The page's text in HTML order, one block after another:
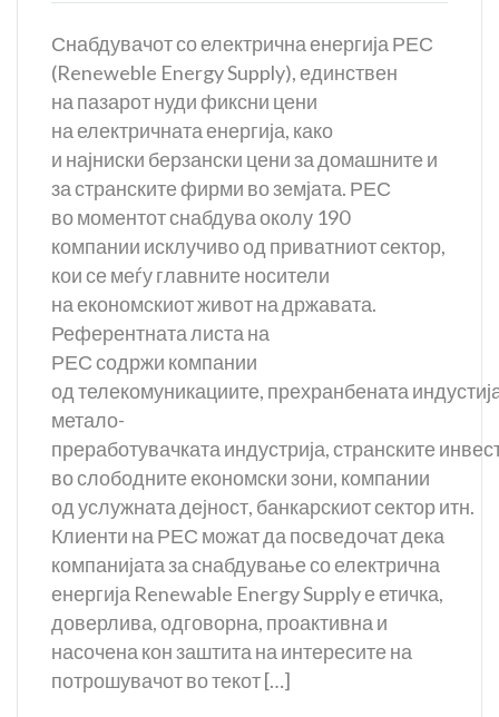
Снабдувачот со електрична енергија РЕС
(Reneweble Energy Supply), единствен
на пазарот нуди фиксни цени
на електричната енергија, како
и најниски берзански цени за домашните и
за странските фирми во земјата. РЕС
во моментот снабдува околу 190
компании исклучиво од приватниот сектор,
кои се меѓу главните носители
на економскиот живот на државата.
Референтната листа на
РЕС содржи компании
од телекомуникациите, прехранбената
метало-
преработувачката индустрија, странските
во слободните економски зони, компании
од услужната дејност, банкарскиот сектор итн.
Клиенти на РЕС можат да посведочат дека
компанијата за снабдување со електрична
енергија Renewable Energy Supply е етичка,
доверлива, одговорна, проактивна и
насочена кон заштита на интересите на
потрошувачот во текот […]